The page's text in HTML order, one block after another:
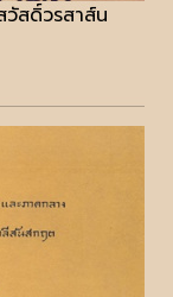
สดิ์วรสาส์น